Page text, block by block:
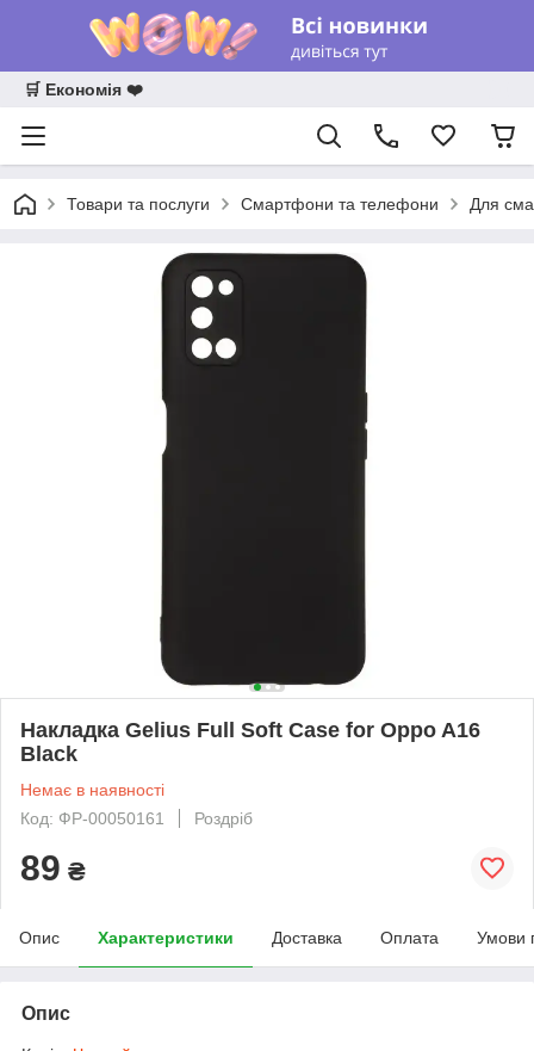
🛒 Економія ❤️
Товари та послуги Смартфони та телефони Для
Накладка Gelius Full Soft Case for Oppo A16
Black
Немає в наявності
Код: ФР-00050161
Роздріб
89 ₴
Опис Характеристики Доставка Оплата Умови
Опис